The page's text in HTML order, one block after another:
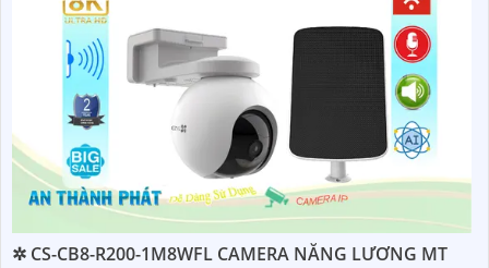
✲ CS-CB8-R200-1M8WFL CAMERA NĂNG LƯƠNG MT